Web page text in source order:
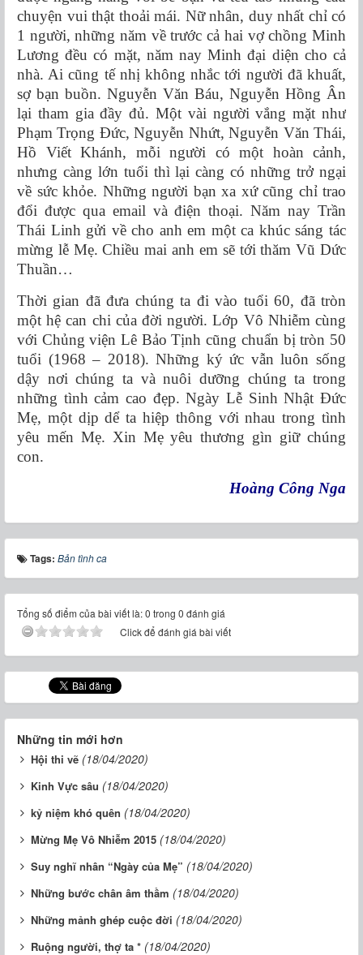
chuyện vui thật thoải mái. Nữ nhân, duy nhất chỉ có
1 người, những năm về trước cả hai vợ chồng Minh
Lương đều có mặt, năm nay Minh đại diện cho cả
nhà. Ai cũng tế nhị không nhắc tới người đã khuất,
sợ bạn buồn. Nguyễn Văn Báu, Nguyễn Hồng Ân
lại tham gia đầy đủ. Một vài người vắng mặt như
Phạm Trọng Đức, Nguyễn Nhứt, Nguyễn Văn Thái,
Hồ Viết Khánh, mỗi người có một hoàn cảnh,
nhưng càng lớn tuổi thì lại càng có những trở ngại
về sức khỏe. Những người bạn xa xứ cũng chỉ trao
đổi được qua email và điện thoại. Năm nay Trần
Thái Linh gửi về cho anh em một ca khúc sáng tác
mừng lễ Mẹ. Chiều mai anh em sẽ tới thăm Vũ Dức
Thuần…
Thời gian đã đưa chúng ta đi vào tuổi 60, đã tròn
một hệ can chi của đời người. Lớp Vô Nhiễm cùng
với Chủng viện Lê Bảo Tịnh cũng chuẩn bị tròn 50
tuổi (1968 – 2018). Những ký ức vẫn luôn sống
dậy nơi chúng ta và nuôi dưỡng chúng ta trong
những tình cảm cao đẹp. Ngày Lễ Sinh Nhật Đức
Mẹ, một dịp dể ta hiệp thông với nhau trong tình
yêu mến Mẹ. Xin Mẹ yêu thương gìn giữ chúng
con.
Hoàng Công Nga
Tags: Bản tình ca
Tổng số điểm của bài viết là: 0 trong 0 đánh giá
Click để đánh giá bài viết
Những tin mới hơn
Hội thi vẽ (18/04/2020)
Kinh Vực sâu (18/04/2020)
kỷ niệm khó quên (18/04/2020)
Mừng Mẹ Vô Nhiễm 2015 (18/04/2020)
Suy nghĩ nhân “Ngày của Mẹ” (18/04/2020)
Những bước chân âm thầm (18/04/2020)
Những mảnh ghép cuộc đời (18/04/2020)
Ruộng người, thợ ta * (18/04/2020)